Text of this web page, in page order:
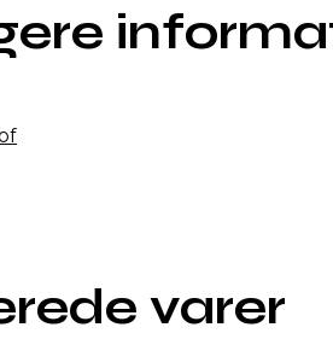
varer